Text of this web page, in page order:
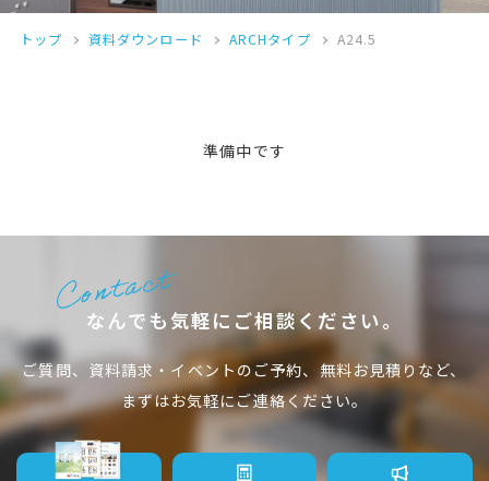
トップ 資料ダウンロード ARCHタイプ A24.5
準備中です
なんでも気軽にご相談ください。
ご質問、資料請求・イベントのご予約、無料お見積りなど、
まずはお気軽にご連絡ください。